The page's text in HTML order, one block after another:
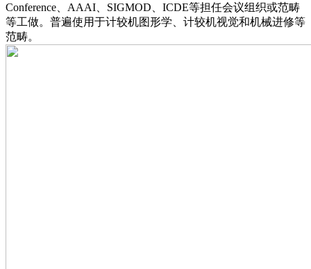
Conference、AAAI、SIGMOD、ICDE等担任会议组织或范畴
等工做。普遍使用于计较机图形学、计较机视觉和机械进修等
范畴。